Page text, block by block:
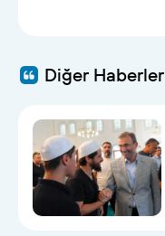
Diğer Haberler